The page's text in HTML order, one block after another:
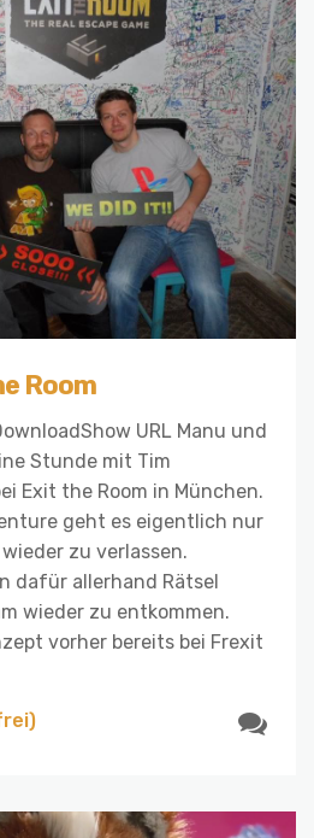
Room
URL Manu und
Stunde mit Tim
Exit the Room in München.
geht es eigentlich nur
zu verlassen.
dafür allerhand Rätsel
wieder zu entkommen.
vorher bereits bei Frexit